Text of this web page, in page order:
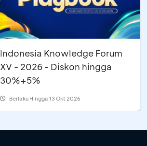
Indonesia Knowledge Forum
XV - 2026 - Diskon hingga
30%+5%
Berlaku Hingga 13 Okt 2026